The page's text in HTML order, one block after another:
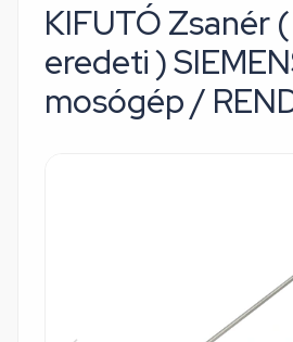
KIFUTÓ Zsanér
eredeti )
mosógép /